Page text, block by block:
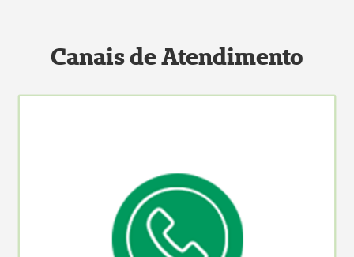
Canais de Atendimento